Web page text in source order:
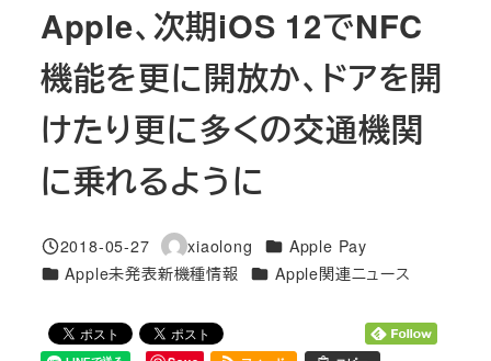
Apple、次期iOS 12でNFC
機能を更に開放か、ドアを開
けたり更に多くの交通機関
に乗れるように
投稿日
2018-05-27
著
者
xiaolong カテゴリー
Apple Pay
カテゴリー
Apple未発表新機種情報 カテゴリー
Apple関連ニュース